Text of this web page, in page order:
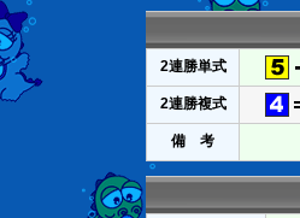
2連勝単式
2連勝複式
備 考